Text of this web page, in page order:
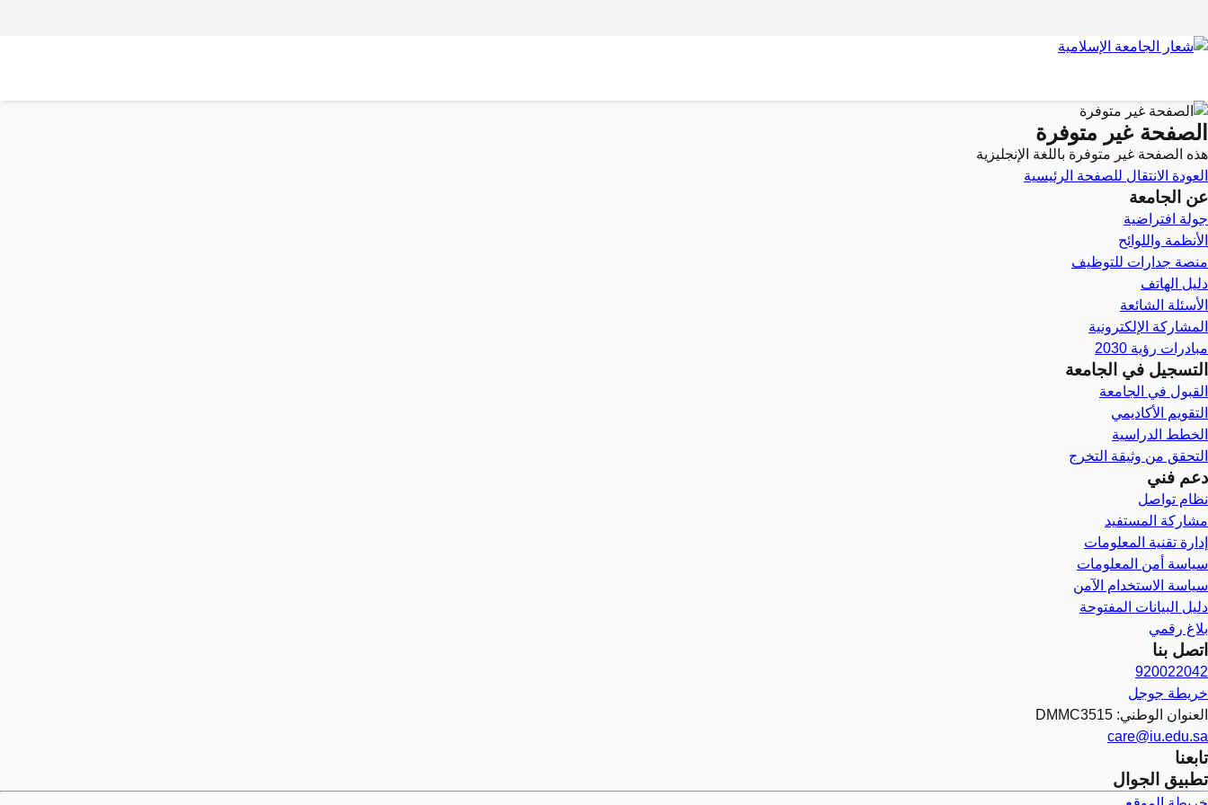
الصفحة غير متوفرة
هذه الصفحة غير متوفرة باللغة الإنجليزية
العودة الانتقال للصفحة الرئيسية
عن الجامعة
جولة افتراضية
الأنظمة واللوائح
منصة جدارات للتوظيف
دليل الهاتف
الأسئلة الشائعة
المشاركة الإلكترونية
مبادرات رؤية 2030
التسجيل في الجامعة
القبول في الجامعة
التقويم الأكاديمي
الخطط الدراسية
التحقق من وثيقة التخرج
دعم فني
نظام تواصل
مشاركة المستفيد
إدارة تقنية المعلومات
سياسة أمن المعلومات
سياسة الاستخدام الآمن
دليل البيانات المفتوحة
بلاغ رقمي
اتصل بنا
920022042
خريطة جوجل
العنوان الوطني: DMMC3515
care@iu.edu.sa
تابعنا
تطبيق الجوال